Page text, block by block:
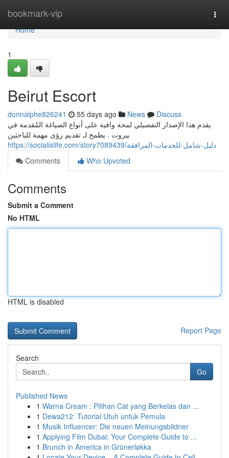
bookmark-vip
Home
Home
1
Beirut Escort
donnalphe826241 55 days ago News
Discuss
يقدم هذا الإصدار التفصيلي لمحة وافية على أنواع الصياغة المُقدمة في
بيروت . يطمح لـ تقديم رؤى مهمة للباحثين
https://socialislife.com/story7089439/دليل-شامل-للخدمات-المرافقة
Comments
Who Upvoted
Comments
Submit a Comment
No HTML
HTML is disabled
Report Page
Search
Go
Published News
1 Warna Cream : Pilihan Cat yang Berkelas dan ...
1 Dewa212: Tutorial Utuh untuk Pemula
1 Musik Influencer: Die neuen Meinungsbildner
1 Applying Film Dubai: Your Complete Guide to ...
1 Brunch in America in Grünerløkka